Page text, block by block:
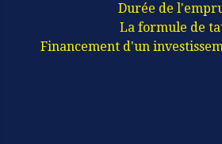
Durée de
La formule de
Financement d'un